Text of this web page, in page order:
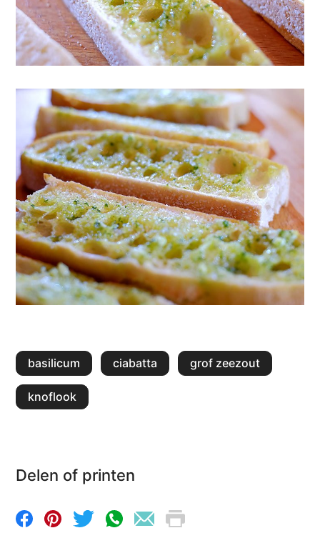
basilicum ciabatta grof zeezout
knoflook
Delen of printen